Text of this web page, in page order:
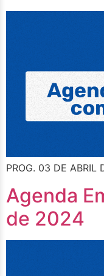
PROG. 03 DE ABRIL
Agenda
de 2024